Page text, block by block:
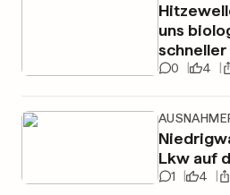
uns
0 4
Lkw auf
1 4